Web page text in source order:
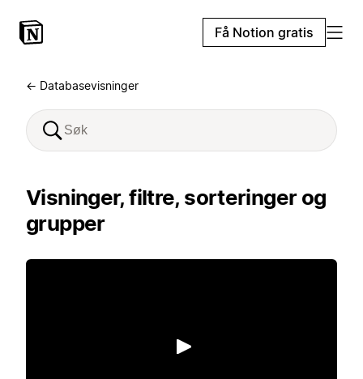
Få Notion gratis
← Databasevisninger
Visninger, filtre, sorteringer og
grupper
Spill av